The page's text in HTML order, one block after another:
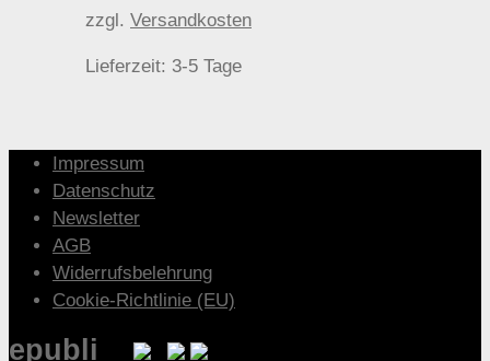
zzgl. Versandkosten
Lieferzeit: 3-5 Tage
Impressum
Datenschutz
Newsletter
AGB
Widerrufsbelehrung
Cookie-Richtlinie (EU)
epubli